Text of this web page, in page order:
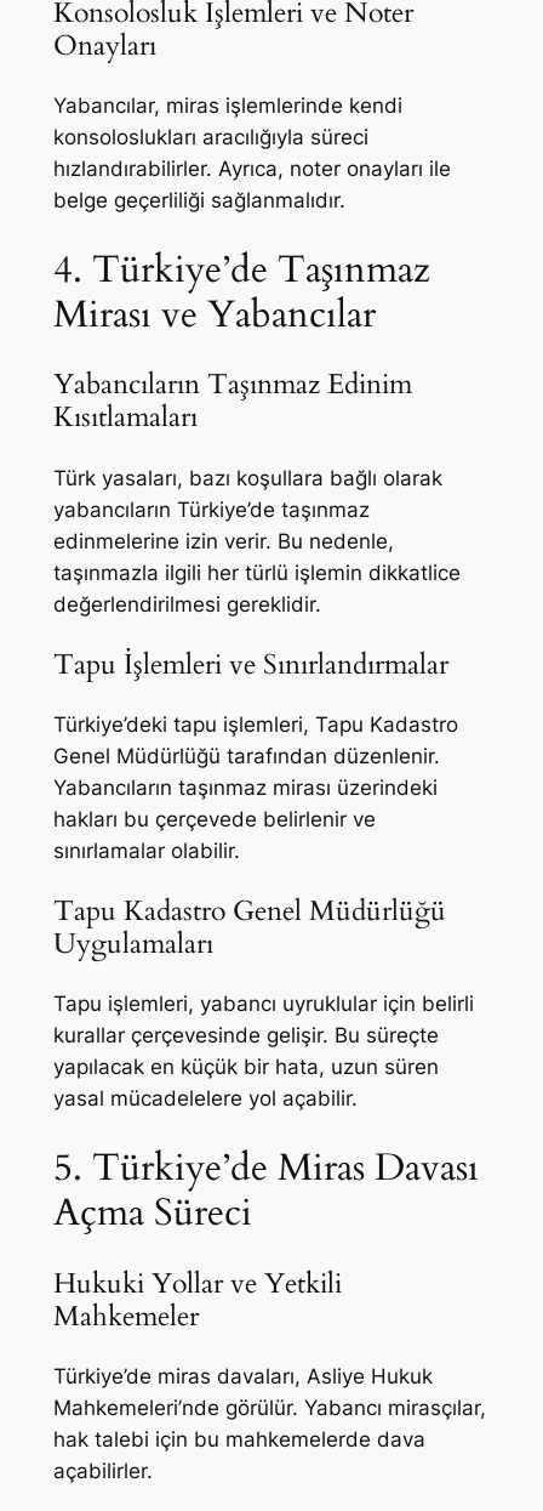
Konsolosluk İşlemleri ve Noter
Onayları
Yabancılar, miras işlemlerinde kendi
konsoloslukları aracılığıyla süreci
hızlandırabilirler. Ayrıca, noter onayları ile
belge geçerliliği sağlanmalıdır.
4. Türkiye’de Taşınmaz
Mirası ve Yabancılar
Yabancıların Taşınmaz Edinim
Kısıtlamaları
Türk yasaları, bazı koşullara bağlı olarak
yabancıların Türkiye’de taşınmaz
edinmelerine izin verir. Bu nedenle,
taşınmazla ilgili her türlü işlemin dikkatlice
değerlendirilmesi gereklidir.
Tapu İşlemleri ve Sınırlandırmalar
Türkiye’deki tapu işlemleri, Tapu Kadastro
Genel Müdürlüğü tarafından düzenlenir.
Yabancıların taşınmaz mirası üzerindeki
hakları bu çerçevede belirlenir ve
sınırlamalar olabilir.
Tapu Kadastro Genel Müdürlüğü
Uygulamaları
Tapu işlemleri, yabancı uyruklular için belirli
kurallar çerçevesinde gelişir. Bu süreçte
yapılacak en küçük bir hata, uzun süren
yasal mücadelelere yol açabilir.
5. Türkiye’de Miras Davası
Açma Süreci
Hukuki Yollar ve Yetkili
Mahkemeler
Türkiye’de miras davaları, Asliye Hukuk
Mahkemeleri’nde görülür. Yabancı mirasçılar,
hak talebi için bu mahkemelerde dava
açabilirler.